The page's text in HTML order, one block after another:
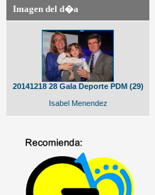
Imagen del d�a
20141218 28 Gala Deporte PDM (29)
Isabel Menendez